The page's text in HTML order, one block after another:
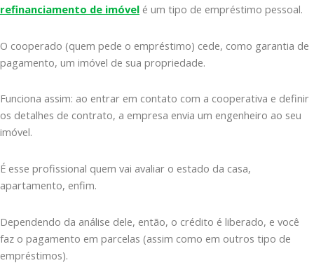
refinanciamento de imóvel é um tipo de empréstimo pessoal.
O cooperado (quem pede o empréstimo) cede, como garantia de
pagamento, um imóvel de sua propriedade.
Funciona assim: ao entrar em contato com a cooperativa e definir
os detalhes de contrato, a empresa envia um engenheiro ao seu
imóvel.
É esse profissional quem vai avaliar o estado da casa,
apartamento, enfim.
Dependendo da análise dele, então, o crédito é liberado, e você
faz o pagamento em parcelas (assim como em outros tipo de
empréstimos).